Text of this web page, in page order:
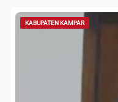
KABUPATEN KAMPAR